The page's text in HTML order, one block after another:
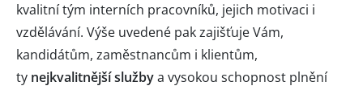
kvalitní tým interních pracovníků, jejich motivaci i
vzdělávání. Výše uvedené pak zajišťuje Vám,
kandidátům, zaměstnancům i klientům,
ty nejkvalitnější službya vysokou schopnost plnění